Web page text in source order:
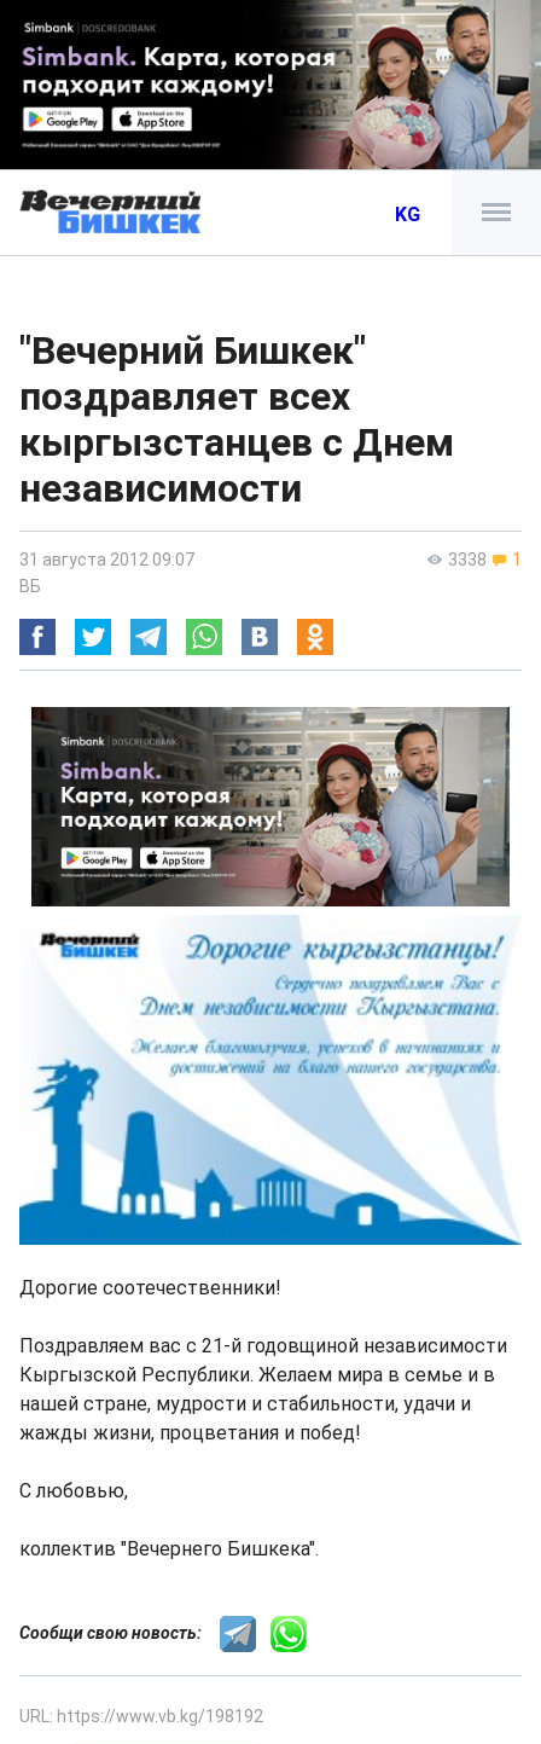
KG
"Вечерний Бишкек"
поздравляет всех
кыргызстанцев с Днем
независимости
3338 1
31 августа 2012 09:07
ВБ
Дорогие соотечественники!
Поздравляем вас с 21-й годовщиной независимости
Кыргызской Республики. Желаем мира в семье и в
нашей стране, мудрости и стабильности, удачи и
жажды жизни, процветания и побед!
С любовью,
коллектив "Вечернего Бишкека".
Сообщи свою новость:
URL: https://www.vb.kg/198192